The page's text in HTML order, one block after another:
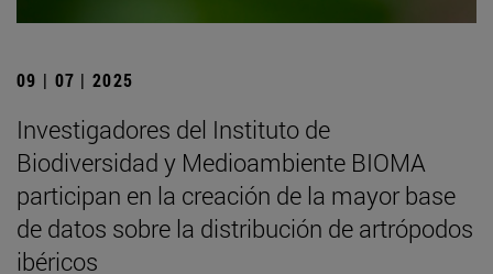
09 | 07 | 2025
Investigadores del Instituto de
Biodiversidad y Medioambiente BIOMA
participan en la creación de la mayor base
de datos sobre la distribución de artrópodos
ibéricos